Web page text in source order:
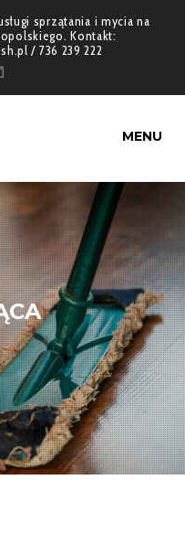
sprzątania i mycia na
Kontakt:
/ 736 239 222
MENU